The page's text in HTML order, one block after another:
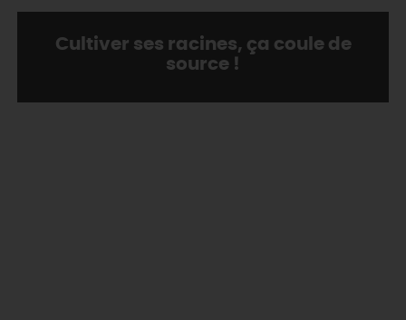
Cultiver ses racines, ça coule de
source !